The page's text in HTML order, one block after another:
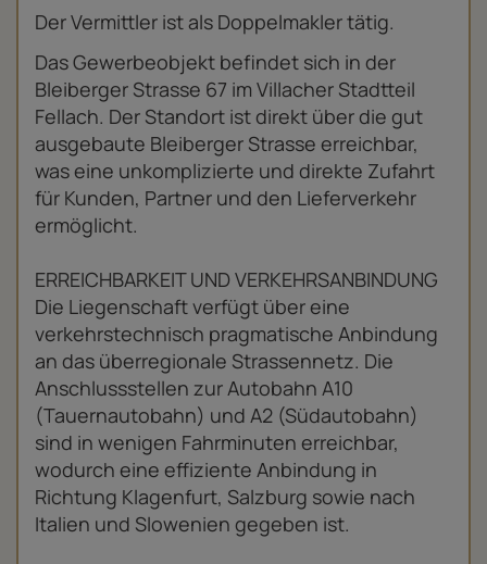
Der Vermittler ist als Doppelmakler tätig.
Das Gewerbeobjekt befindet sich in der
Bleiberger Strasse 67 im Villacher Stadtteil
Fellach. Der Standort ist direkt über die gut
ausgebaute Bleiberger Strasse erreichbar,
was eine unkomplizierte und direkte Zufahrt
für Kunden, Partner und den Lieferverkehr
ermöglicht.
ERREICHBARKEIT UND VERKEHRSANBINDUNG
Die Liegenschaft verfügt über eine
verkehrstechnisch pragmatische Anbindung
an das überregionale Strassennetz. Die
Anschlussstellen zur Autobahn A10
(Tauernautobahn) und A2 (Südautobahn)
sind in wenigen Fahrminuten erreichbar,
wodurch eine effiziente Anbindung in
Richtung Klagenfurt, Salzburg sowie nach
Italien und Slowenien gegeben ist.